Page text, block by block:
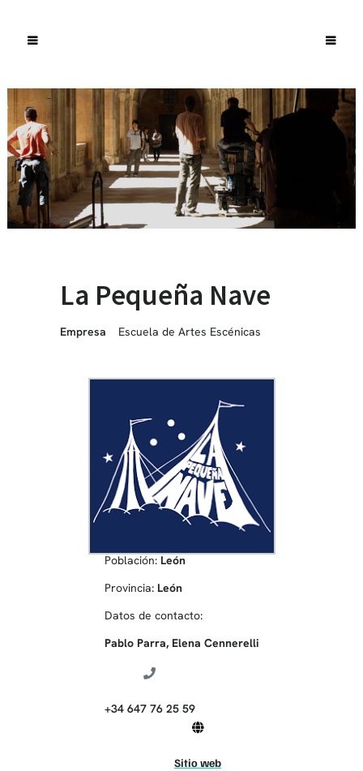
La Pequeña Nave
Empresa Escuela de Artes Escénicas
Población: León
Provincia: León
Datos de contacto:
Pablo Parra, Elena Cennerelli
+34 647 76 25 59
Sitio web